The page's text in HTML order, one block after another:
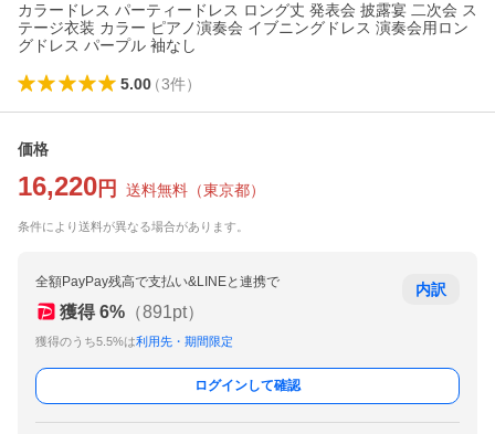
カラードレス パーティードレス ロング丈 発表会 披露宴 二次会 ス
テージ衣装 カラー ピアノ演奏会 イブニングドレス 演奏会用ロン
グドレス パープル 袖なし
5.00（3件）
価格
16,220 円 送料無料 （東京都）
条件により送料が異なる場合があります。
全額PayPay残高で支払い&LINEと連携で
獲得 6% （891pt）
獲得のうち5.5%は利用先・期間限定
内訳
ログインして確認